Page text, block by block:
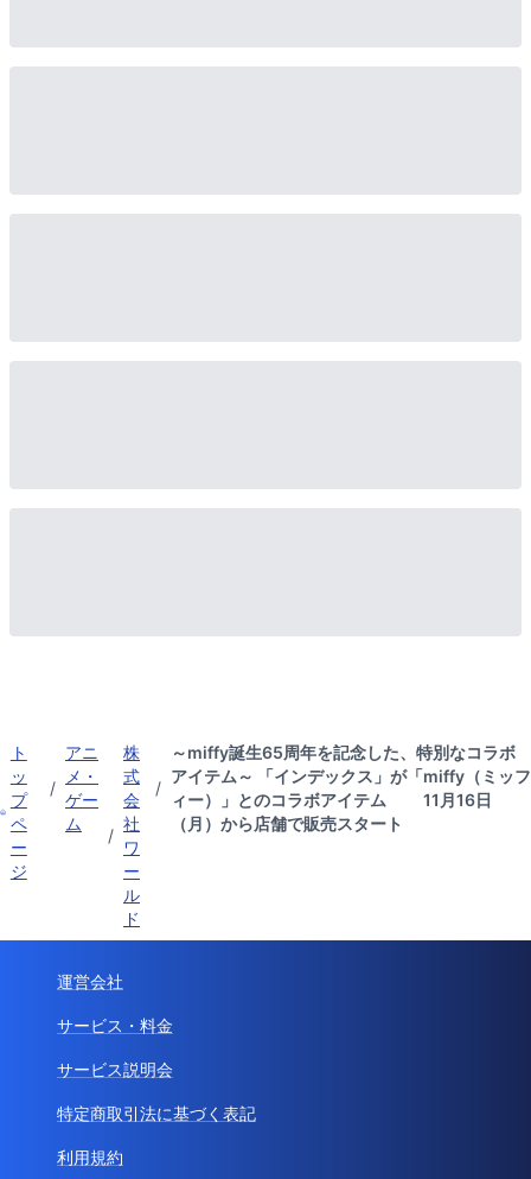
ト
ッ
プ
ペ
ー
ジ
/
アニ
メ・
ゲー
ム
/
株
式
会
社
ワ
ー
ル
ド
/
～miffy誕生65周年を記念した、特別なコラボ
アイテム～ 「インデックス」が「miffy（ミッフ
ィー）」とのコラボアイテム 11月16日
（月）から店舗で販売スタート
運営会社
サービス・料金
サービス説明会
特定商取引法に基づく表記
利用規約